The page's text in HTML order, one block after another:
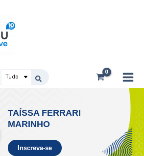
TAÍSSA FERRARI
MARINHO
Inscreva-se